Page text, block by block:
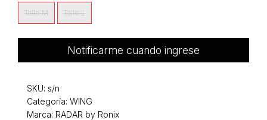
Talle M Talle L
Notificarme cuando ingrese
SKU: s/n
Categoría: WING
Marca: RADAR by Ronix